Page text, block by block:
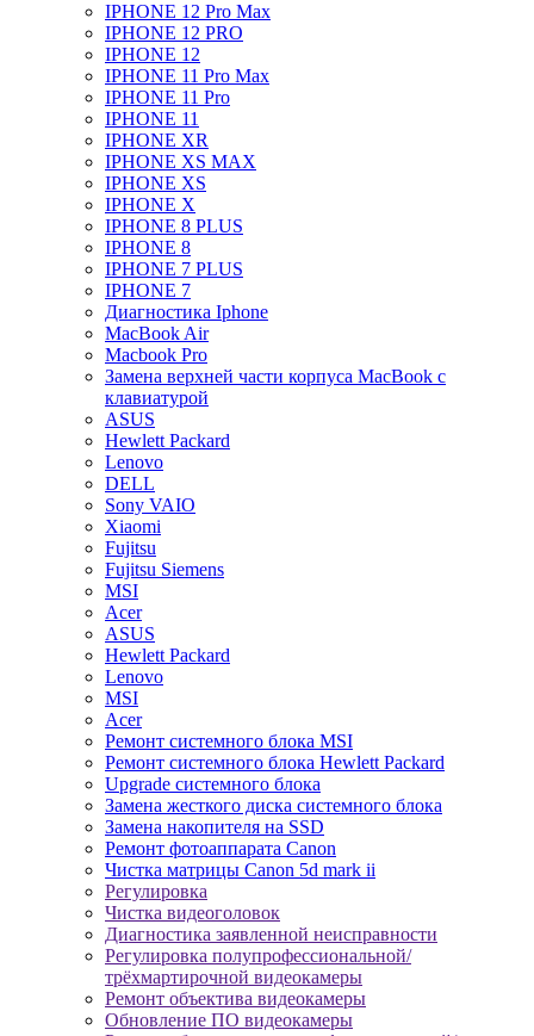
IPHONE 12 Pro Max
IPHONE 12 PRO
IPHONE 12
IPHONE 11 Pro Max
IPHONE 11 Pro
IPHONE 11
IPHONE XR
IPHONE XS MAX
IPHONE XS
IPHONE X
IPHONE 8 PLUS
IPHONE 8
IPHONE 7 PLUS
IPHONE 7
Диагностика Iphone
MacBook Air
Macbook Pro
Замена верхней части корпуса MacBook с
клавиатурой
ASUS
Hewlett Packard
Lenovo
DELL
Sony VAIO
Xiaomi
Fujitsu
Fujitsu Siemens
MSI
Acer
ASUS
Hewlett Packard
Lenovo
MSI
Acer
Ремонт системного блока MSI
Ремонт системного блока Hewlett Packard
Upgrade системного блока
Замена жесткого диска системного блока
Замена накопителя на SSD
Ремонт фотоаппарата Canon
Чистка матрицы Canon 5d mark ii
Регулировка
Чистка видеоголовок
Диагностика заявленной неисправности
Регулировка полупрофессиональной/
трёхмартирочной видеокамеры
Ремонт объектива видеокамеры
Обновление ПО видеокамеры